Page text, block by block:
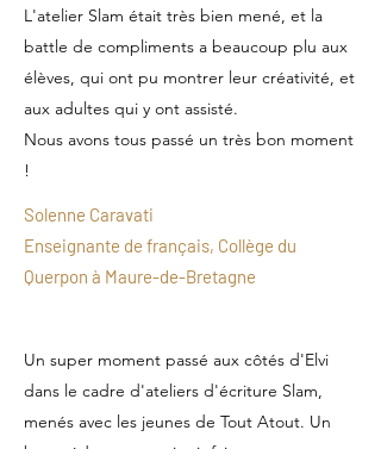
L'atelier Slam était très bien mené, et la
battle de compliments a beaucoup plu aux
élèves, qui ont pu montrer leur créativité, et
aux adultes qui y ont assisté.
Nous avons tous passé un très bon moment
!
Solenne Caravati
Enseignante de français, Collège du
Querpon à Maure-de-Bretagne
Un super moment passé aux côtés d'Elvi
dans le cadre d'ateliers d'écriture Slam,
menés avec les jeunes de Tout Atout. Un